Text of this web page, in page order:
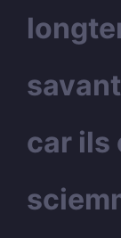
car ils